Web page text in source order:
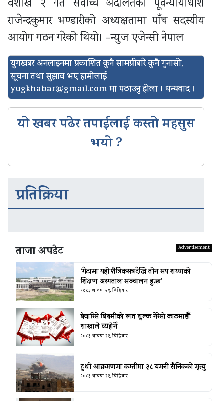
वैशाख २ गते सर्वोच्च अदालतका पूर्वन्यायाधीश
राजेन्द्रकुमार भण्डारीको अध्यक्षतामा पाँच सदस्यीय
आयोग गठन गरेको थियो। –न्युज एजेन्सी नेपाल
युगखबर अनलाइनमा प्रकाशित कुनै सामग्रीबारे कुनै गुनासो,
सूचना तथा सुझाव भए हामीलाई
yugkhabar@gmail.comमा पठाउनु होला । धन्यवाद ।
यो खबर पढेर तपाईलाई कस्तो महसुस
भयो ?
प्रतिक्रिया
ताजा अपडेट
‘गेटामा यही शैत्रिकसत्रदेखि तीन सय शय्याको
शिक्षण अस्पताल सञ्चालन हुन्छ’
२०८३ श्रावण २१, बिहिबार
बेवारिसे बिरामीको रगत शुल्क नेरेसो काठमाडौँ
शाखाले व्यहोर्ने
२०८३ श्रावण २१, बिहिबार
हुथी आक्रमणमा कम्तीमा ३८ यमनी सैनिकको मृत्यु
२०८३ श्रावण २१, बिहिबार